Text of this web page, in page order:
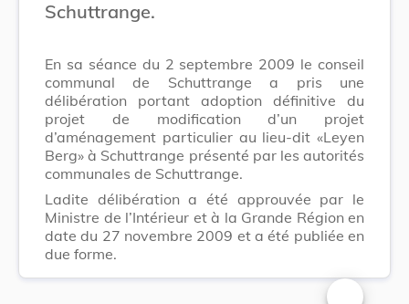
Schuttrange.
En sa séance du 2 septembre 2009 le conseil
communal de Schuttrange a pris une
délibération portant adoption définitive du
projet de modification d’un projet
d’aménagement particulier au lieu-dit «Leyen
Berg» à Schuttrange présenté par les autorités
communales de Schuttrange.
Ladite délibération a été approuvée par le
Ministre de l’Intérieur et à la Grande Région en
date du 27 novembre 2009 et a été publiée en
due forme.